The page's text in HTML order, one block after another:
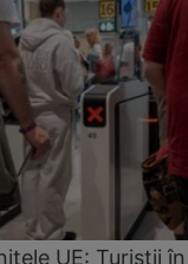
UE: Turiștii